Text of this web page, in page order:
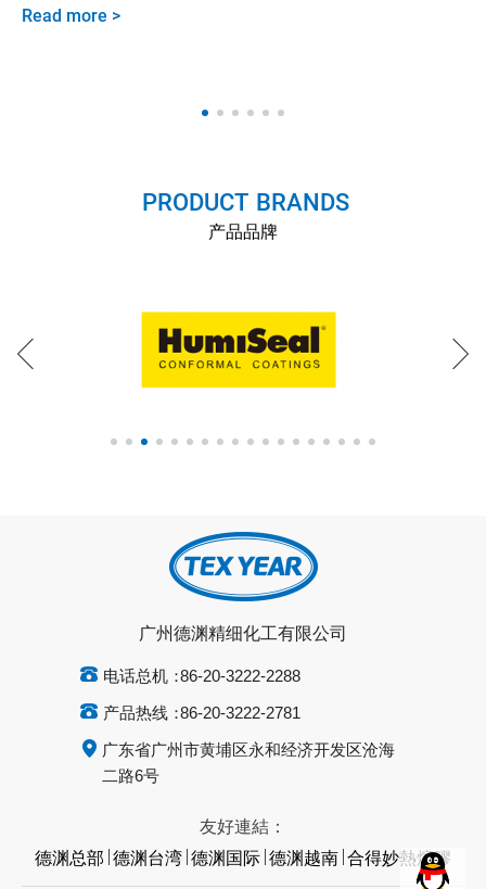
Read more >
PR O DU CT- B RA N DS
产品品牌
广州德渊精细化工有限公司
电话总机：86-20-3222-2288
产品热线：86-20-3222-2781
广东省广州市黄埔区永和经济开发区沧海
二路6号
友好連結：
德渊总部 德渊台湾 德渊国际 德渊越南 合得妙熱熔膠